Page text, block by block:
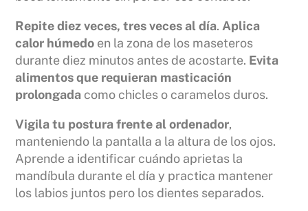
Repite diez veces, tres veces al día.Aplica
calor húmedo en la zona de los maseteros
durante diez minutos antes de acostarte. Evita
alimentos que requieran masticación
prolongada como chicles o caramelos duros.
Vigila tu postura frente al ordenador,
manteniendo la pantalla a la altura de los ojos.
Aprende a identificar cuándo aprietas la
mandíbula durante el día y practica mantener
los labios juntos pero los dientes separados.